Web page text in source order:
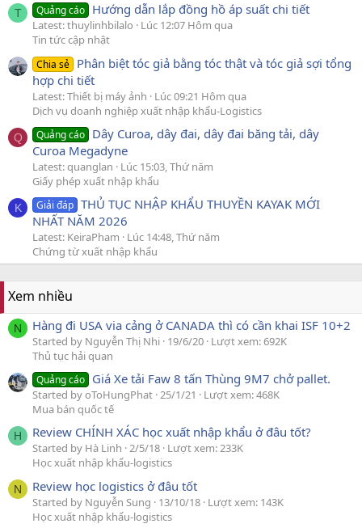
T Quảng cáo Hướng dẫn lắp đồng hồ áp suất chi tiết
Latest: thuylinhbilalo
Lúc 12:07 Hôm qua
Tin tức cập nhật
Chia sẻ Phân biệt tóc giả bằng tóc thật và tóc giả sợi tổng
hợp chi tiết
Latest: Thiết bị máy ảnh
Lúc 09:21 Hôm qua
Dịch vụ doanh nghiệp xuất nhập khẩu-Logistics
Q Quảng cáo Dây Curoa, dây đai, dây đai băng tải, dây
Curoa Megadyne
Latest: quanglan
Lúc 15:03, Thứ năm
Giấy phép xuất nhập khẩu
K Giải đáp THỦ TỤC NHẬP KHẨU THUYỀN KAYAK MỚI
NHẤT NĂM 2026
Latest: KeiraPham
Lúc 14:48, Thứ năm
Chứng từ xuất nhập khẩu
Xem nhiều
N Hàng đi USA via cảng ở CANADA thì có cần khai ISF 10+2
Started by Nguyễn Thị Nhi 19/6/20 Lượt xem: 692K
Thủ tục hải quan
Quảng cáo Giá Xe tải Faw 8 tấn Thùng 9M7 chở pallet.
Started by oToHungPhat 25/1/21
Lượt xem: 468K
Mua bán quốc tế
H Review CHÍNH XÁC học xuất nhập khẩu ở đâu tốt?
Started by Hà Linh 2/5/18 Lượt xem: 233K
Học xuất nhập khẩu-logistics
N Review học logistics ở đâu tốt
Started by Nguyễn Sung 13/10/18 Lượt xem: 143K
Học xuất nhập khẩu-logistics